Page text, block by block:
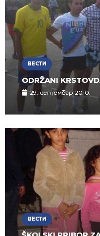
ВЕСТИ
ODRŽANI
29. септембар 2010.
ВЕСТИ